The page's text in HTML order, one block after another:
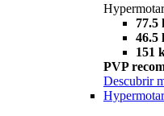
77.5
46.5
151
PVP
Descubrir